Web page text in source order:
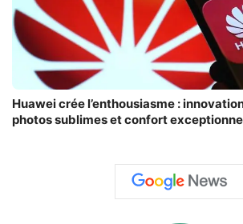
Huawei crée l’enthousiasme :
photos sublimes et confort